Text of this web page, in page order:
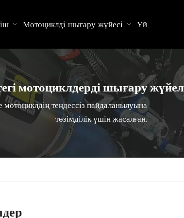
Үй
Мотоциклді шығару жүйесі
мотоциклдерді шығару
теңдессіз пайдаланылуына
төзімділік үшін жасалған.